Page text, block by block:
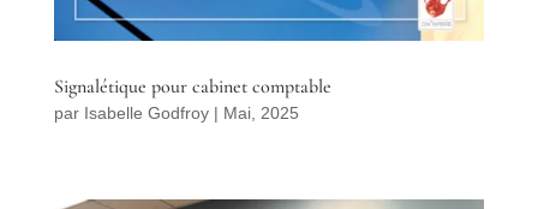
Signalétique pour cabinet comptable
par Isabelle Godfroy| Mai, 2025